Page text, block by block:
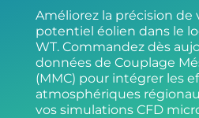
Améliorez la précision de
potentiel éolien dans le
WT. Commandez dès
données de Couplage
(MMC) pour intégrer les
atmosphériques
vos simulations CFD